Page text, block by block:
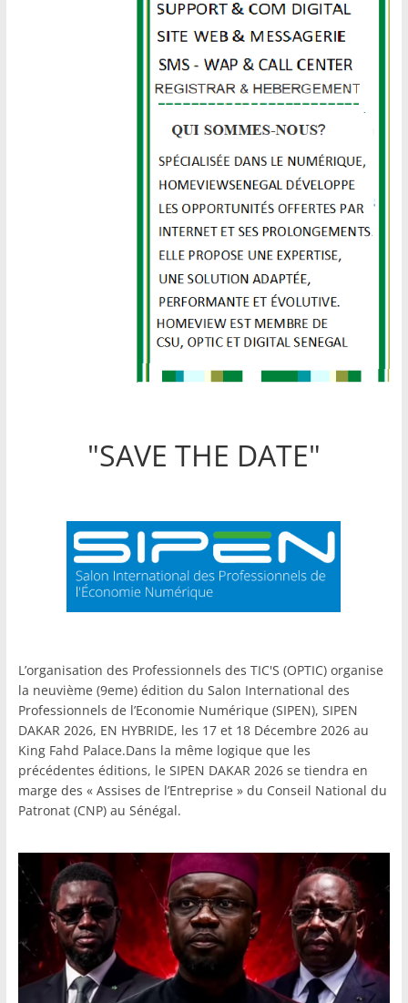
"SAVE THE DATE"
L’organisation des Professionnels des TIC'S (OPTIC) organise
la neuvième (9eme) édition du Salon International des
Professionnels de l’Economie Numérique (SIPEN), SIPEN
DAKAR 2026, EN HYBRIDE, les 17 et 18 Décembre 2026 au
King Fahd Palace.Dans la même logique que les
précédentes éditions, le SIPEN DAKAR 2026 se tiendra en
marge des « Assises de l’Entreprise » du Conseil National du
Patronat (CNP) au Sénégal.